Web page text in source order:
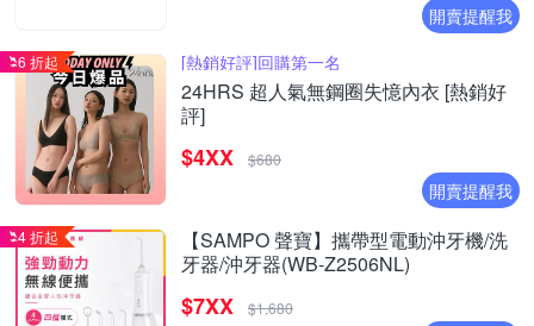
開賣提醒我
6 折起 [熱銷好評]回購第一名
24HRS 超人氣無鋼圈失憶內衣 [熱銷好
評]
$4XX $680
開賣提醒我
4 折起
【SAMPO 聲寶】攜帶型電動沖牙機/洗
牙器/沖牙器(WB-Z2506NL)
$7XX $1,680